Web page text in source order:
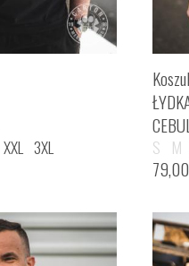
XXL 3XL S M
79,00